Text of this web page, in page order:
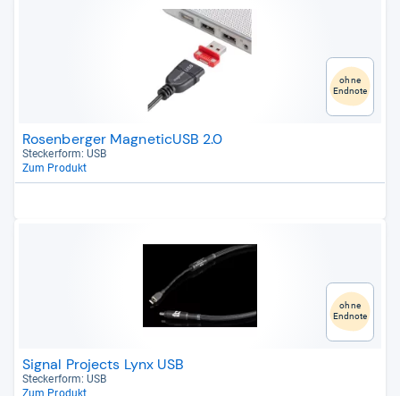
ohne
Endnote
Rosenberger MagneticUSB 2.0
Stecker­form: USB
Zum Produkt
ohne
Endnote
Signal Projects Lynx USB
Stecker­form: USB
Zum Produkt